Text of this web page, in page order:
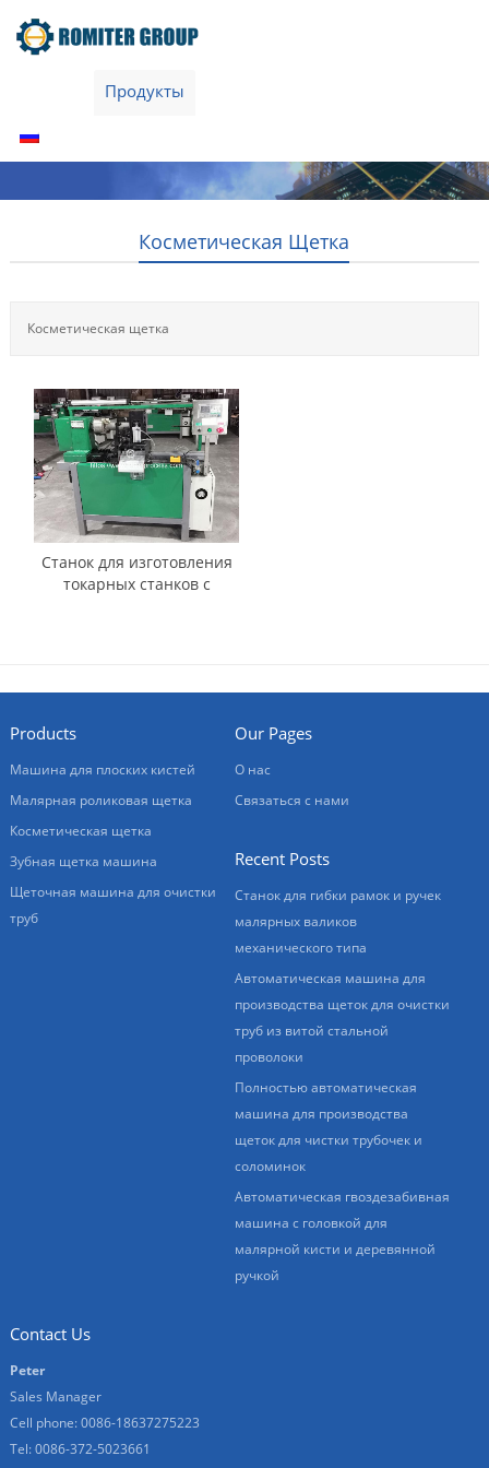
Продукты
Косметическая Щетка
Косметическая щетка
Станок для изготовления
токарных станков с
Products
Машина для плоских кистей
Малярная роликовая щетка
Косметическая щетка
Зубная щетка машина
Щеточная машина для очистки
труб
Our Pages
О нас
Связаться с нами
Recent Posts
Станок для гибки рамок и ручек
малярных валиков
механического типа
Автоматическая машина для
производства щеток для очистки
труб из витой стальной
проволоки
Полностью автоматическая
машина для производства
щеток для чистки трубочек и
соломинок
Автоматическая гвоздезабивная
машина с головкой для
малярной кисти и деревянной
ручкой
Contact Us
Peter
Sales Manager
Cell phone: 0086-18637275223
Tel: 0086-372-5023661